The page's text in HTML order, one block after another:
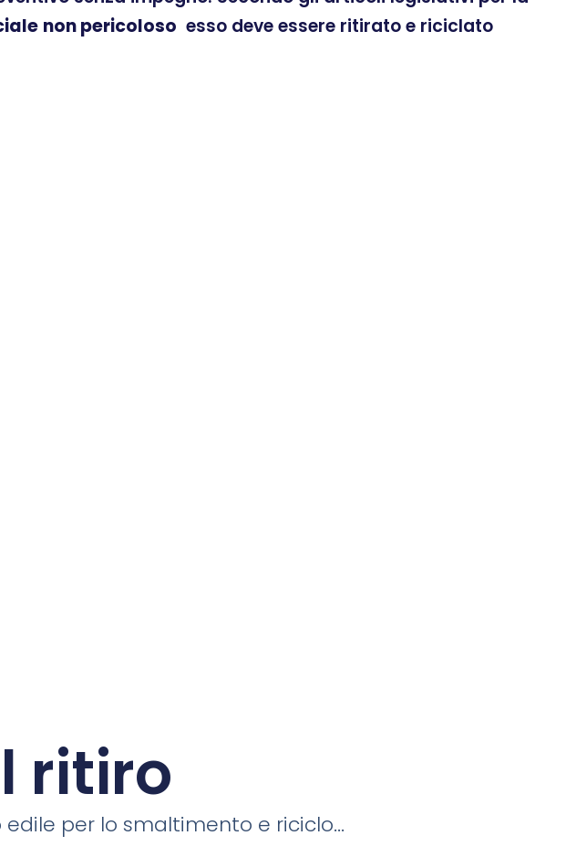
non pericoloso esso deve essere ritirato e riciclato
ritiro
per lo smaltimento e riciclo...